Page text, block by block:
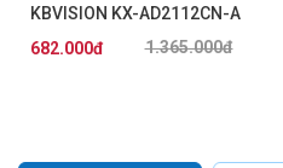
KBVISION KX-AD2112CN-A
1.365.000đ
682.000đ